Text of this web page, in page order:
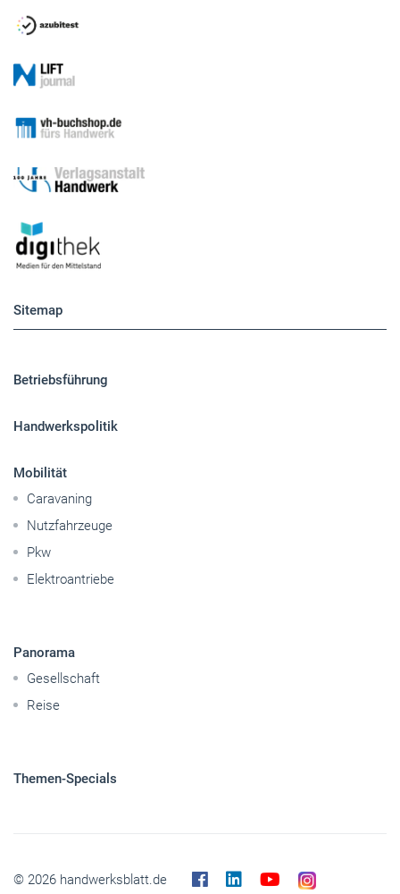
Sitemap
Betriebsführung
Handwerkspolitik
Mobilität
Caravaning
Nutzfahrzeuge
Pkw
Elektroantriebe
Panorama
Gesellschaft
Reise
Themen-Specials
© 2026 handwerksblatt.de